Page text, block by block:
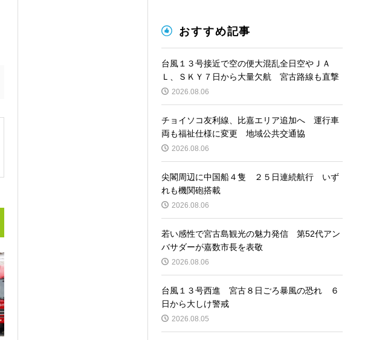
おすすめ記事
台風１３号接近で空の便大混乱全日空やＪＡ
Ｌ、ＳＫＹ７日から大量欠航 宮古路線も直撃
2026.08.06
チョイソコ友利線、比嘉エリア追加へ 運行車
両も福祉仕様に変更 地域公共交通協
2026.08.06
尖閣周辺に中国船４隻 ２５日連続航行 いず
れも機関砲搭載
2026.08.06
若い感性で宮古島観光の魅力発信 第52代アン
バサダーが嘉数市長を表敬
2026.08.06
台風１３号西進 宮古８日ごろ暴風の恐れ ６
日から大しけ警戒
2026.08.05